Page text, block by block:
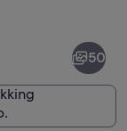
50